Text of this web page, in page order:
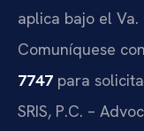
aplica bajo el
Comuníquese
7747 para
SRIS, P.C. –